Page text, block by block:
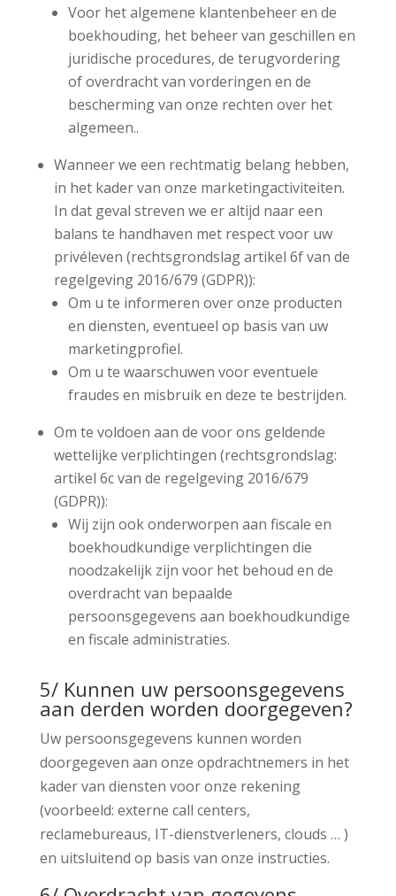
Voor het algemene klantenbeheer en de
boekhouding, het beheer van geschillen en
juridische procedures, de terugvordering
of overdracht van vorderingen en de
bescherming van onze rechten over het
algemeen..
Wanneer we een rechtmatig belang hebben,
in het kader van onze marketingactiviteiten.
In dat geval streven we er altijd naar een
balans te handhaven met respect voor uw
privéleven (rechtsgrondslag artikel 6f van de
regelgeving 2016/679 (GDPR)):
Om u te informeren over onze producten
en diensten, eventueel op basis van uw
marketingprofiel.
Om u te waarschuwen voor eventuele
fraudes en misbruik en deze te bestrijden.
Om te voldoen aan de voor ons geldende
wettelijke verplichtingen (rechtsgrondslag:
artikel 6c van de regelgeving 2016/679
(GDPR)):
Wij zijn ook onderworpen aan fiscale en
boekhoudkundige verplichtingen die
noodzakelijk zijn voor het behoud en de
overdracht van bepaalde
persoonsgegevens aan boekhoudkundige
en fiscale administraties.
5/ Kunnen uw persoonsgegevens
aan derden worden doorgegeven?
Uw persoonsgegevens kunnen worden
doorgegeven aan onze opdrachtnemers in het
kader van diensten voor onze rekening
(voorbeeld: externe call centers,
reclamebureaus, IT-dienstverleners, clouds … )
en uitsluitend op basis van onze instructies.